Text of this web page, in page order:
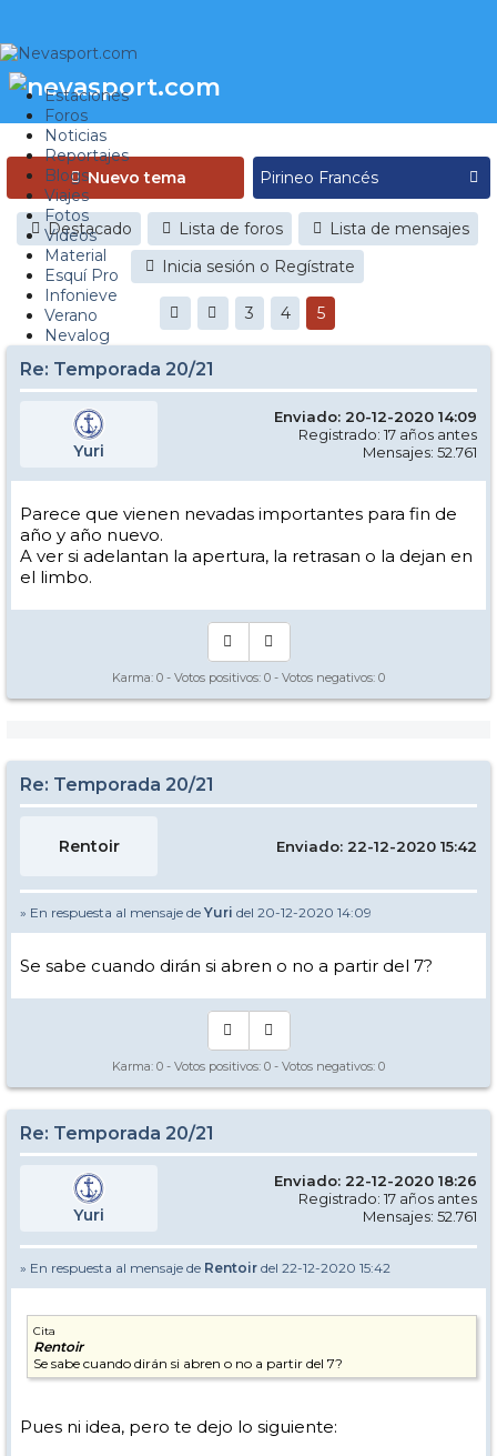
Estaciones
Foros
Noticias
Reportajes
Blogs
Viajes
Fotos
Videos
Material
Esquí Pro
Infonieve
Verano
Nevalog
Nuevo tema
Destacado Lista de foros
Lista de mensajes
Inicia sesión o Regístrate
3 4 5
Re: Temporada 20/21
Yuri
Enviado: 20-12-2020 14:09
Registrado: 17 años antes
Mensajes: 52.761
Parece que vienen nevadas importantes para fin de
año y año nuevo.
A ver si adelantan la apertura, la retrasan o la dejan en
el limbo.
Karma: 0 - Votos positivos: 0 - Votos negativos: 0
Re: Temporada 20/21
Rentoir Enviado: 22-12-2020 15:42
» En respuesta al mensaje de Yuri del 20-12-2020 14:09
Se sabe cuando dirán si abren o no a partir del 7?
Karma: 0 - Votos positivos: 0 - Votos negativos: 0
Re: Temporada 20/21
Yuri
Enviado: 22-12-2020 18:26
Registrado: 17 años antes
Mensajes: 52.761
» En respuesta al mensaje de Rentoir del 22-12-2020 15:42
Cita
Rentoir
Se sabe cuando dirán si abren o no a partir del 7?
Pues ni idea, pero te dejo lo siguiente: